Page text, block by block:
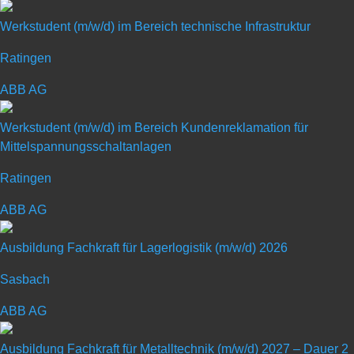
Werkstudent (m/w/d) im Bereich technische Infrastruktur
Ratingen
ABB AG
Werkstudent (m/w/d) im Bereich Kundenreklamation für
Mittelspannungsschaltanlagen
Ratingen
ABB AG
Ausbildung Fachkraft für Lagerlogistik (m/w/d) 2026
Sasbach
ABB AG
Ausbildung Fachkraft für Metalltechnik (m/w/d) 2027 – Dauer 2
Duales Studium Elektro- und
Informationstechnik Automation
(m/w/d) 2027
Art: Duales Studium